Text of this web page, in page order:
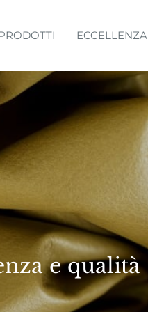
ECCELLENZA
e qualità